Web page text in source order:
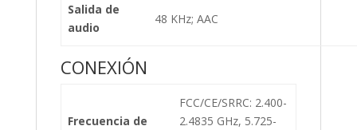
Salida de
audio
48 KHz; AAC
CONEXIÓN
Frecuencia de
FCC/CE/SRRC: 2.400-
2.4835 GHz, 5.725-